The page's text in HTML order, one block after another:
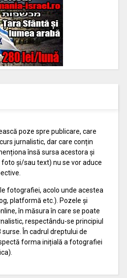
poze spre publicare, care
jurnalistic, dar care conțin
însă sursa acestora și
și/sau text) nu se vor aduce
fotografiei, acolo unde acestea
platformă etc.). Pozele și
în măsura în care se poate
respectându-se principiul
În cadrul dreptului de
forma inițială a fotografiei